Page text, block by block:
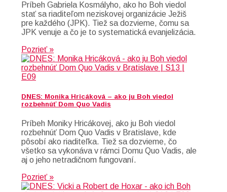
Príbeh Gabriela Kosmályho, ako ho Boh viedol
stať sa riaditeľom neziskovej organizácie Ježiš
pre každého (JPK). Tiež sa dozvieme, čomu sa
JPK venuje a čo je to systematická evanjelizácia.
Pozrieť »
DNES: Monika Hricáková – ako ju Boh viedol
rozbehnúť Dom Quo Vadis
Príbeh Moniky Hricákovej, ako ju Boh viedol
rozbehnúť Dom Quo Vadis v Bratislave, kde
pôsobí ako riaditeľka. Tiež sa dozvieme, čo
všetko sa vykonáva v rámci Domu Quo Vadis, ale
aj o jeho netradičnom fungovaní.
Pozrieť »